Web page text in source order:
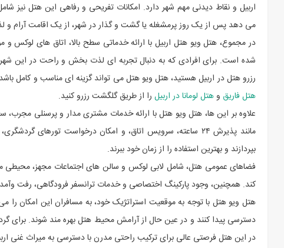
اربیل و نقاط دیدنی مهم شهر دارد. امکانات تفریحی و رفاهی این هتل نیز
می دهد پس از یک روز پرمشغله یا گشت و گذار در شهر، از یک اقامت آرام و
در مجموع، هتل ویو هتل اربیل با ارائه خدماتی سطح بالا، اتاق های لوکس و
شده است. برای افرادی که به دنبال تجربه ای لذت بخش و راحت در این شهر
رزرو هتل در اربیل هستید، هتل ویو هتل می تواند گزینه ای مناسب و کامل
هتل فاریق وهتل لومانا در اربیل را از طریق گلگشت رزرو کنید.
علاوه بر این ‌ها، هتل ویو هتل با ارائه خدمات مشتری ‌مدار و پرسنلی
مانند پذیرش ۲۴ ساعته، سرویس اتاق، و امکان درخواست
بپردازند و بهترین استفاده را از زمان خود ببرند.
فضاهای عمومی هتل، شامل لابی لوکس و سالن ‌های اجتماعات مجهز،
کند. همچنین، وجود پارکینگ اختصاصی و خدمات ترانسفر فرودگاهی، رفت ‌وآمد
هتل ویو هتل با توجه به موقعیت استراتژیک خود، به مسافران این امکان را
دسترسی پیدا کنند و در عین حال از آرامش محیط هتل بهره‌ مند شوند. برای
در این هتل فرصتی عالی برای ترکیب راحتی مدرن با دسترسی به میراث غنی